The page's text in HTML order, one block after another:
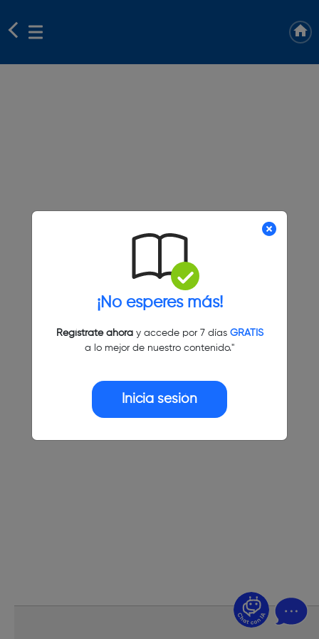
¡No esperes más!
Regístrate ahoray accede por 7 días GRATIS
a lo mejor de nuestro contenido."
Inicia sesión